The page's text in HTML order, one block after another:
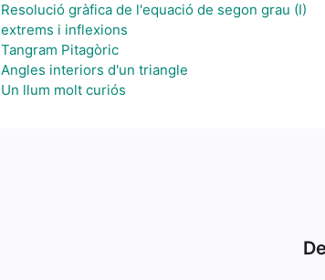
Resolució gràfica de l'equació de segon grau (I)
extrems i inflexions
Tangram Pitagòric
Angles interiors d'un triangle
Un llum molt curiós